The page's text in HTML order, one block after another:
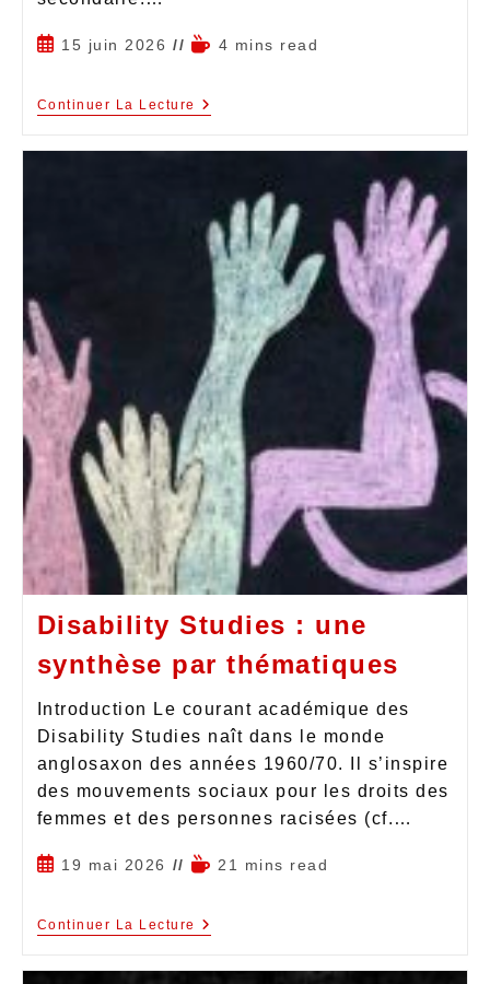
15 juin 2026 4 mins read
Continuer La Lecture
Disability Studies : une
synthèse par thématiques
Introduction Le courant académique des
Disability Studies naît dans le monde
anglosaxon des années 1960/70. Il s’inspire
des mouvements sociaux pour les droits des
femmes et des personnes racisées (cf.…
19 mai 2026 21 mins read
Continuer La Lecture